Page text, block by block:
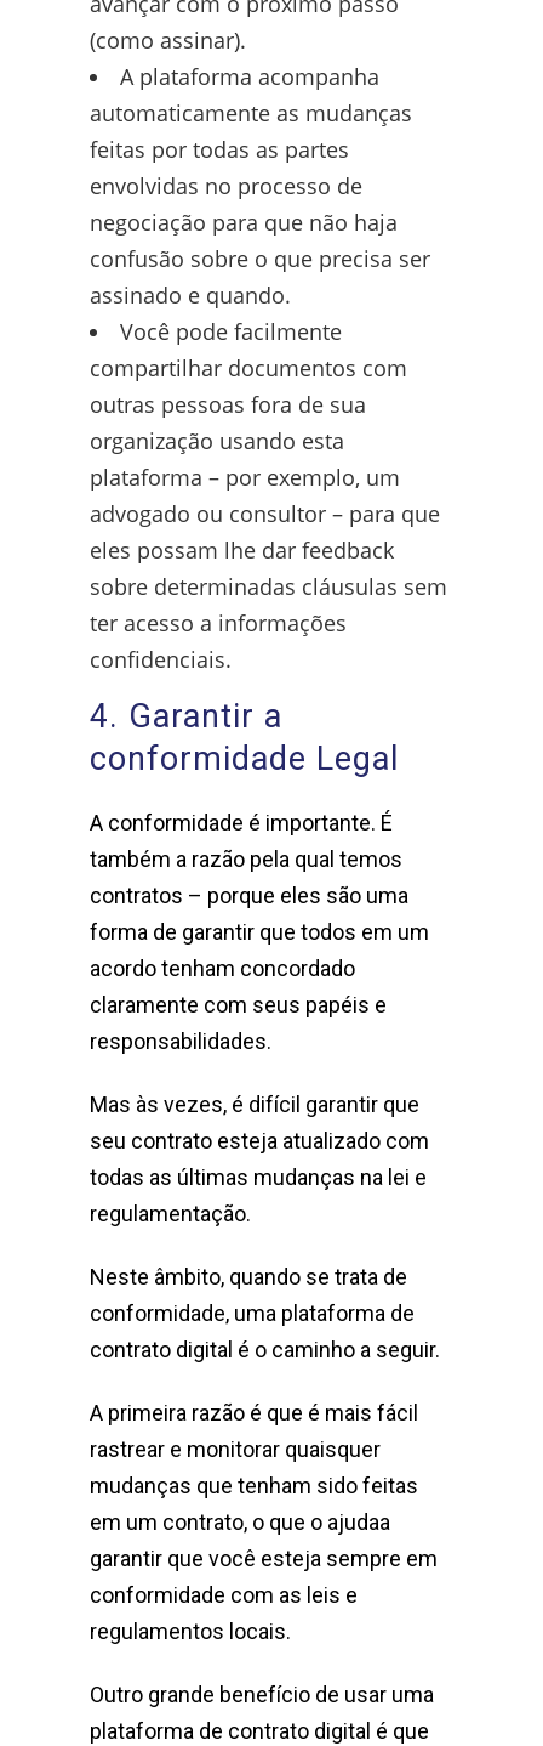
(como assinar).
A plataforma acompanha
automaticamente as mudanças
feitas por todas as partes
envolvidas no processo de
negociação para que não haja
confusão sobre o que precisa ser
assinado e quando.
Você pode facilmente
compartilhar documentos com
outras pessoas fora de sua
organização usando esta
plataforma – por exemplo, um
advogado ou consultor – para que
eles possam lhe dar feedback
sobre determinadas cláusulas sem
ter acesso a informações
confidenciais.
4. Garantir a
conformidade Legal
A conformidade é importante. É
também a razão pela qual temos
contratos – porque eles são uma
forma de garantir que todos em um
acordo tenham concordado
claramente com seus papéis e
responsabilidades.
Mas às vezes, é difícil garantir que
seu contrato esteja atualizado com
todas as últimas mudanças na lei e
regulamentação.
Neste âmbito, quando se trata de
conformidade, uma plataforma de
contrato digital é o caminho a seguir.
A primeira razão é que é mais fácil
rastrear e monitorar quaisquer
mudanças que tenham sido feitas
em um contrato, o que o ajudaa
garantir que você esteja sempre em
conformidade com as leis e
regulamentos locais.
Outro grande benefício de usar uma
plataforma de contrato digital é que